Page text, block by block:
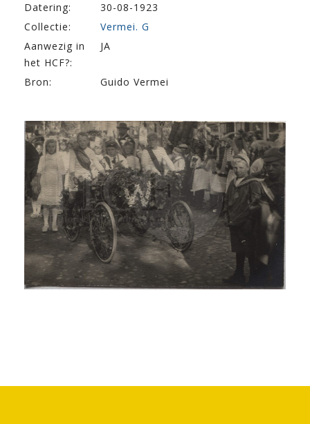
Datering:
30-08-1923
Collectie:
Vermei. G
Aanwezig in
het HCF?:
JA
Bron: Guido Vermei